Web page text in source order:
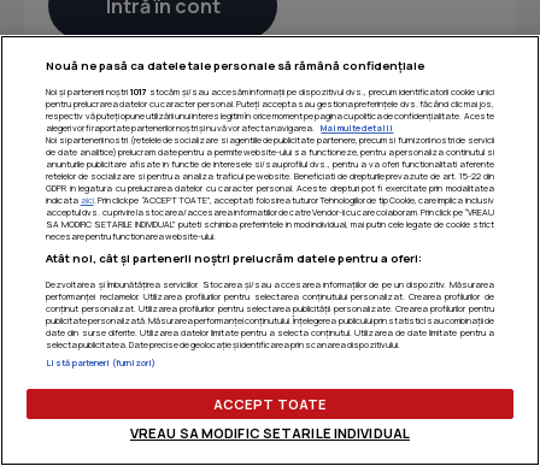
Nouă ne pasă ca datele tale personale să rămână confidențiale
Noi și partenerii noștri 1017 stocăm și/sau accesăm informații pe dispozitivul dvs., precum identificatorii cookie unici
pentru prelucrarea datelor cu caracter personal. Puteți accepta sau gestiona preferințele dvs. făcând clic mai jos,
respectiv vă puteți opune utilizării unui interes legitim în orice moment pe pagina cu politica de confidențialitate. Aceste
alegeri vor fi raportate partenerilor noștri și nu vă vor afecta navigarea.
Mai multe detalii
Noi si partenerii nostri (retelele de socializare si agentiile de publicitate partenere, precum si furnizorii nostri de servicii
de date analitice) prelucram date pentru a permite website-ului sa functioneze, pentru a personaliza continutul si
anunturile publicitare afisate in functie de interesele si/sau profilul dvs., pentru a va oferi functionalitati aferente
retelelor de socializare si pentru a analiza traficul pe website. Beneficiati de drepturile prevazute de art. 15-22 din
GDPR in legatura cu prelucrarea datelor cu caracter personal. Aceste drepturi pot fi exercitate prin modalitatea
indicata aici. Prin click pe “ACCEPT TOATE”, acceptati folosirea tuturor Tehnologiilor de tip Cookie, care implica inclusiv
acceptul dvs. cu privire la stocarea/accesarea informatiilor de catre Vendor-ii cu care colaboram. Prin click pe “VREAU
SA MODIFIC SETARILE INDIVIDUAL” puteti schimba preferintele in mod individual, mai putin cele legate de cookie strict
necesare pentru functionarea website-ului.
Atât noi, cât și partenerii noștri prelucrăm datele pentru a oferi:
Dezvoltarea și îmbunătățirea serviciilor. Stocarea și/sau accesarea informațiilor de pe un dispozitiv. Măsurarea
performanței reclamelor. Utilizarea profilurilor pentru selectarea conținutului personalizat. Crearea profilurilor de
conținut personalizat. Utilizarea profilurilor pentru selectarea publicității personalizate. Crearea profilurilor pentru
publicitate personalizată. Măsurarea performanței conținutului. Înțelegerea publicului prin statistici sau combinații de
date din surse diferite. Utilizarea datelor limitate pentru a selecta conținutul. Utilizarea de date limitate pentru a
selecta publicitatea. Date precise de geolocație și identificarea prin scanarea dispozitivului.
Listă parteneri (furnizori)
ACCEPT TOATE
VREAU SA MODIFIC SETARILE INDIVIDUAL